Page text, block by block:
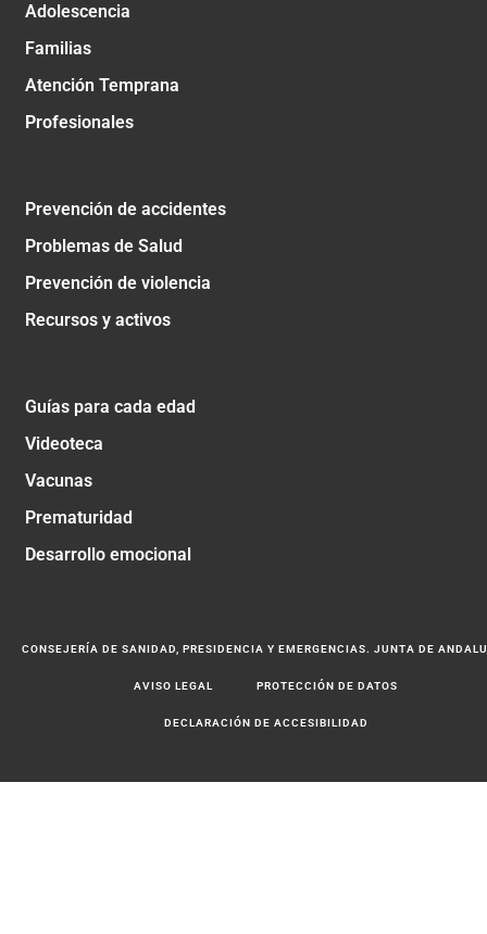
Adolescencia
Familias
Atención Temprana
Profesionales
Prevención de accidentes
Problemas de Salud
Prevención de violencia
Recursos y activos
Guías para cada edad
Videoteca
Vacunas
Prematuridad
Desarrollo emocional
CONSEJERÍA DE SANIDAD, PRESIDENCIA Y EMERGENCIAS. JUNTA DE
AVISO LEGAL PROTECCIÓN DE DATOS
DECLARACIÓN DE ACCESIBILIDAD